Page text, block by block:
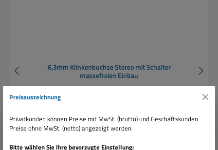
6,3mm Klinkenbuchse Stereo mit Schalter
massefreien Einbau
Preisauszeichnung
Privatkunden können Preise mit MwSt. (brutto) und Geschäftskunden
Preise ohne MwSt. (netto) angezeigt werden.
Bitte wählen Sie Ihre bevorzugte Einstellung: